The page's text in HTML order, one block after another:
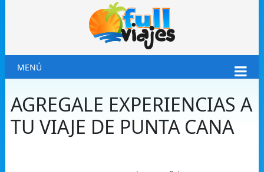
MENÚ
AGREGALE EXPERIENCIAS A
TU VIAJE DE PUNTA CANA